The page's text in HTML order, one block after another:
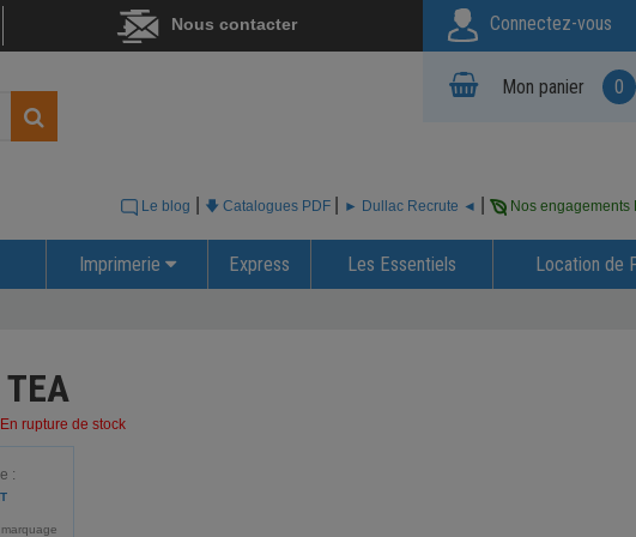
Nous contacter Connectez-vous
Mon panier 0
Le blog 🡇 Catalogues PDF ► Dullac Recrute ◄ Nos engagements
Imprimerie Express Les Essentiels Location de
En rupture de stock
: